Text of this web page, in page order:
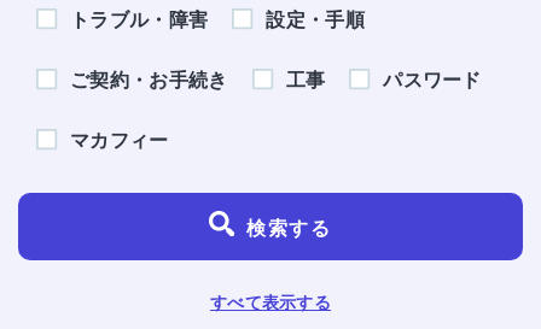
トラブル・障害 設定・手順
ご契約・お手続き 工事 パスワード
マカフィー
検索する
すべて表示する